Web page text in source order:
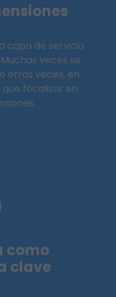
capa de servicio
veces se
otras veces, en
focalizar en
como
clave